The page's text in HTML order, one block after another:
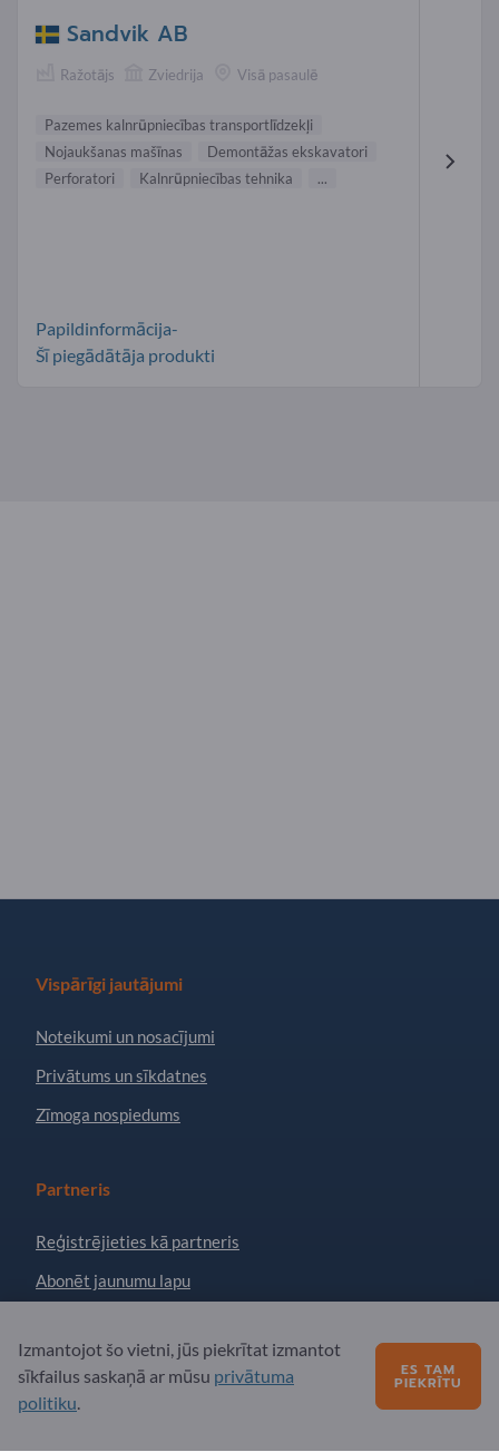
Sandvik AB
Ražotājs Zviedrija Visā pasaulē
Pazemes kalnrūpniecības transportlīdzekļi
Nojaukšanas mašīnas
Demontāžas ekskavatori
Perforatori
Kalnrūpniecības tehnika ...
Papildinformācija-
Šī piegādātāja produkti
Vispārīgi jautājumi
Noteikumi un nosacījumi
Privātums un sīkdatnes
Zīmoga nospiedums
Partneris
Reģistrējieties kā partneris
Abonēt jaunumu lapu
Jautājumi?
Biežāk uzdotie jautājumi
Mūsu pakalpojumu piedāvājums
Izmantojot šo vietni, jūs piekrītat izmantot
sīkfailus saskaņā ar mūsu privātuma
politiku.
ES TAM
PIEKRĪTU